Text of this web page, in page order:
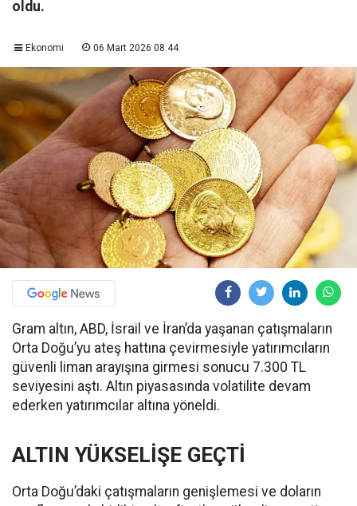
oldu.
Ekonomi 06 Mart 2026 08:44
Gram altın, ABD, İsrail ve İran’da yaşanan çatışmaların
Orta Doğu’yu ateş hattına çevirmesiyle yatırımcıların
güvenli liman arayışına girmesi sonucu 7.300 TL
seviyesini aştı. Altın piyasasında volatilite devam
ederken yatırımcılar altına yöneldi.
ALTIN YÜKSELİŞE GEÇTİ
Orta Doğu’daki çatışmaların genişlemesi ve doların